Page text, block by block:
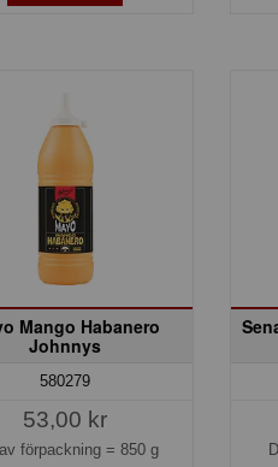
Mango Habanero
Johnnys
580279
53,00 kr
förpackning = 850 g